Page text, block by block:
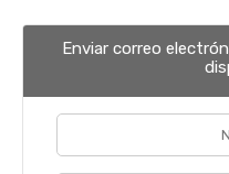
Enviar correo